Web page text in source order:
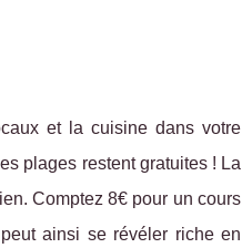
et la cuisine dans votre
plages restent gratuites ! La
Comptez 8€ pour un cours
ainsi se révéler riche en